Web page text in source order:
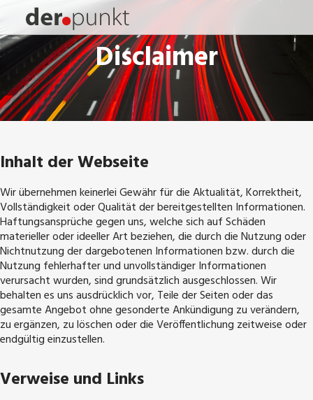
Disclaimer
Inhalt der Webseite
Wir übernehmen keinerlei Gewähr für die Aktualität, Korrektheit,
Vollständigkeit oder Qualität der bereitgestellten Informationen.
Haftungsansprüche gegen uns, welche sich auf Schäden
materieller oder ideeller Art beziehen, die durch die Nutzung oder
Nichtnutzung der dargebotenen Informationen bzw. durch die
Nutzung fehlerhafter und unvollständiger Informationen
verursacht wurden, sind grundsätzlich ausgeschlossen. Wir
behalten es uns ausdrücklich vor, Teile der Seiten oder das
gesamte Angebot ohne gesonderte Ankündigung zu verändern,
zu ergänzen, zu löschen oder die Veröffentlichung zeitweise oder
endgültig einzustellen.
Verweise und Links